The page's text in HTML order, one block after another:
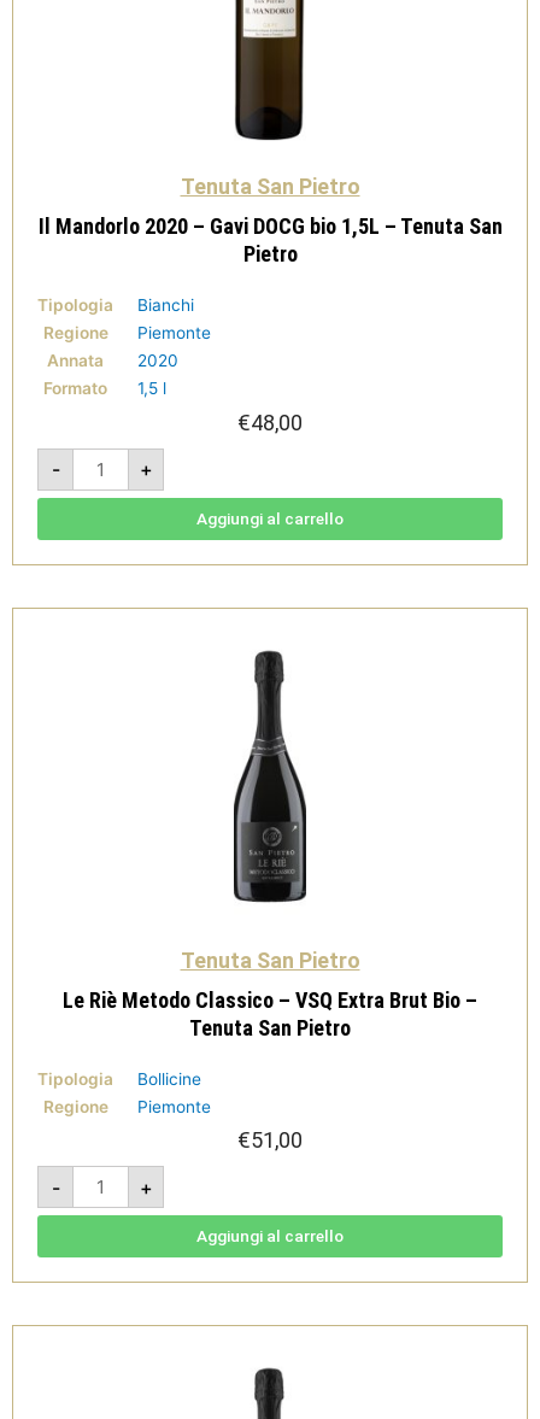
Tenuta San Pietro
Il Mandorlo 2020 – Gavi DOCG bio 1,5L – Tenuta San
Pietro
Tipologia
Bianchi
Regione
Piemonte
Annata
2020
Formato
1,5 l
€48,00
-
Il
Mandorlo
2020
-
1,5L
San
+
Aggiungi al carrello
Tenuta San Pietro
Le Riè Metodo Classico – VSQ Extra Brut Bio –
Tenuta San Pietro
Tipologia
Bollicine
Regione
Piemonte
€51,00
-
Le
Metodo
Classico
Brut
Tenuta
+
Aggiungi al carrello